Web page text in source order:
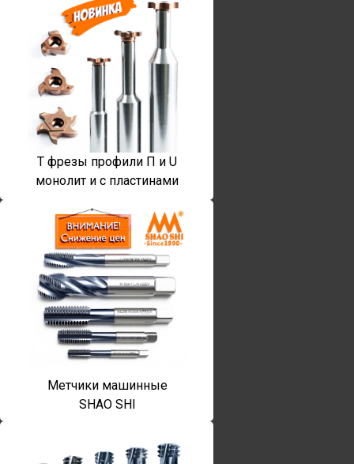
T фрезы профили П и U
монолит и с пластинами
Метчики машинные
SHAO SHI